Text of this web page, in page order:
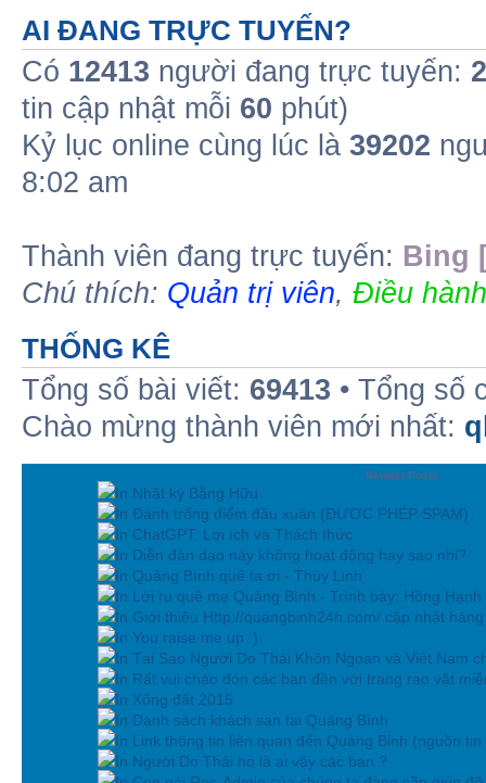
AI ĐANG TRỰC TUYẾN?
Có 12413 người đang trực tuyến: 2
tin cập nhật mỗi 60 phút)
Kỷ lục online cùng lúc là 39202
8:02 am
Thành viên đang trực tuyến: Bing
Chú thích: Quản trị viên, Điều
THỐNG KÊ
Tổng số bài viết: 69413 • Tổng số
Chào mừng thành viên mới nhất:
Newest Posts
In Nhật ký Bằng Hữu
In Đánh trống điểm đầu xuân (ĐƯỢC PHÉP SPAM)
In ChatGPT: Lợi ích và Thách thức
In Diễn đàn dạo này không hoạt động hay sao nhỉ?
In Quảng Bình quê ta ơi - Thùy Linh
In Lời ru quê mẹ Quảng Bình - Trình bày: Hồng Hạnh
In Giới thiệu Http://quangbinh24h.com/ cập nhật
In You raise me up :)
In Tại Sao Người Do Thái Khôn Ngoan và Việt Nam
In Rất vui chào đón các bạn đền với trang rao vặt
In Xông đất 2015
In Danh sách khách sạn tại Quảng Bình
In Link thông tin liên quan đến Quảng Binh (nguồn tin
In Người Do Thái họ là ai vậy các bạn ?